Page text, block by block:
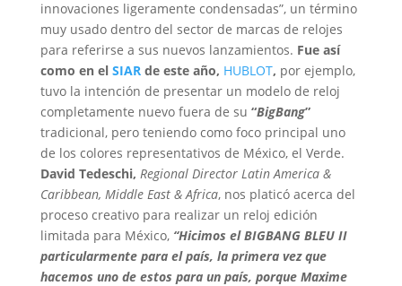
innovaciones ligeramente condensadas”, un término
muy usado dentro del sector de marcas de relojes
para referirse a sus nuevos lanzamientos. Fue así
como en el SIARde este año, HUBLOT, por ejemplo,
tuvo la intención de presentar un modelo de reloj
completamente nuevo fuera de su “BigBang”
tradicional, pero teniendo como foco principal uno
de los colores representativos de México, el Verde.
David Tedeschi, Regional Director Latin America &
Caribbean, Middle East & Africa, nos platicó acerca del
proceso creativo para realizar un reloj edición
limitada para México, “Hicimos el BIGBANG BLEU II
particularmente para el país, la primera vez que
hacemos uno de estos para un país, porque Maxime